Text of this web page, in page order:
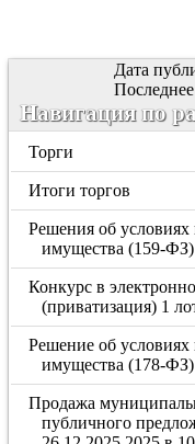
Дата
Навигация по
Торги
Итоги торгов
Решения об
имущества (159-ФЗ)
Конкурс в
(приватизация) 1
Решение об
имущества (178-ФЗ)
Продажа
публичного